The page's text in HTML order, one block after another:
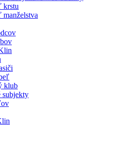
krstu
manželstva
klub
subjekty